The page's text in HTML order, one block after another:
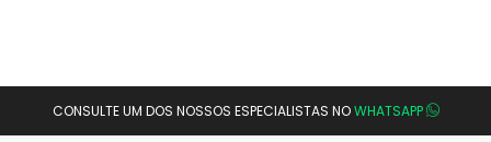
CONSULTE UM DOS NOSSOS ESPECIALISTAS NOWHATSAPP